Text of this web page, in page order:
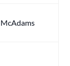
McAdams